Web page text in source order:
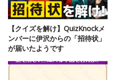
【クイズを解け】QuizKnockメ
ンバーに伊沢からの「招待状」
が届いたようです